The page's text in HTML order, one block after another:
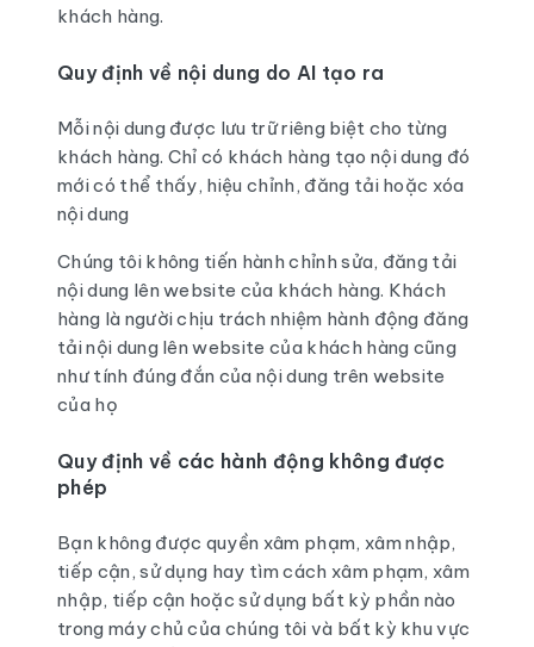
khách hàng.
Quy định về nội dung do AI tạo ra
Mỗi nội dung được lưu trữ riêng biệt cho từng
khách hàng. Chỉ có khách hàng tạo nội dung đó
mới có thể thấy, hiệu chỉnh, đăng tải hoặc xóa
nội dung
Chúng tôi không tiến hành chỉnh sửa, đăng tải
nội dung lên website của khách hàng. Khách
hàng là người chịu trách nhiệm hành động đăng
tải nội dung lên website của khách hàng cũng
như tính đúng đắn của nội dung trên website
của họ
Quy định về các hành động không được
phép
Bạn không được quyền xâm phạm, xâm nhập,
tiếp cận, sử dụng hay tìm cách xâm phạm, xâm
nhập, tiếp cận hoặc sử dụng bất kỳ phần nào
trong máy chủ của chúng tôi và bất kỳ khu vực